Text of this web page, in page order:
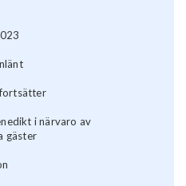
fortsätter
i närvaro av
gäster